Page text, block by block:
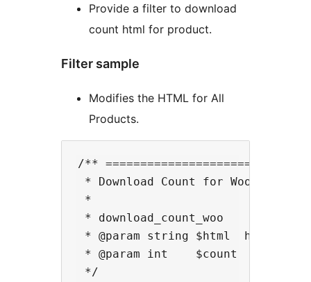
Provide a filter to download
count html for product.
Filter sample
Modifies the HTML for All
Products.
/**
* Download Count for WooCommerce
*
* download_count_woo
* @param string $html  html.
* @param int    $count  count.
*/